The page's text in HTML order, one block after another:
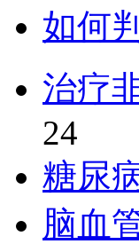
如何
治疗
24
糖尿
脑血